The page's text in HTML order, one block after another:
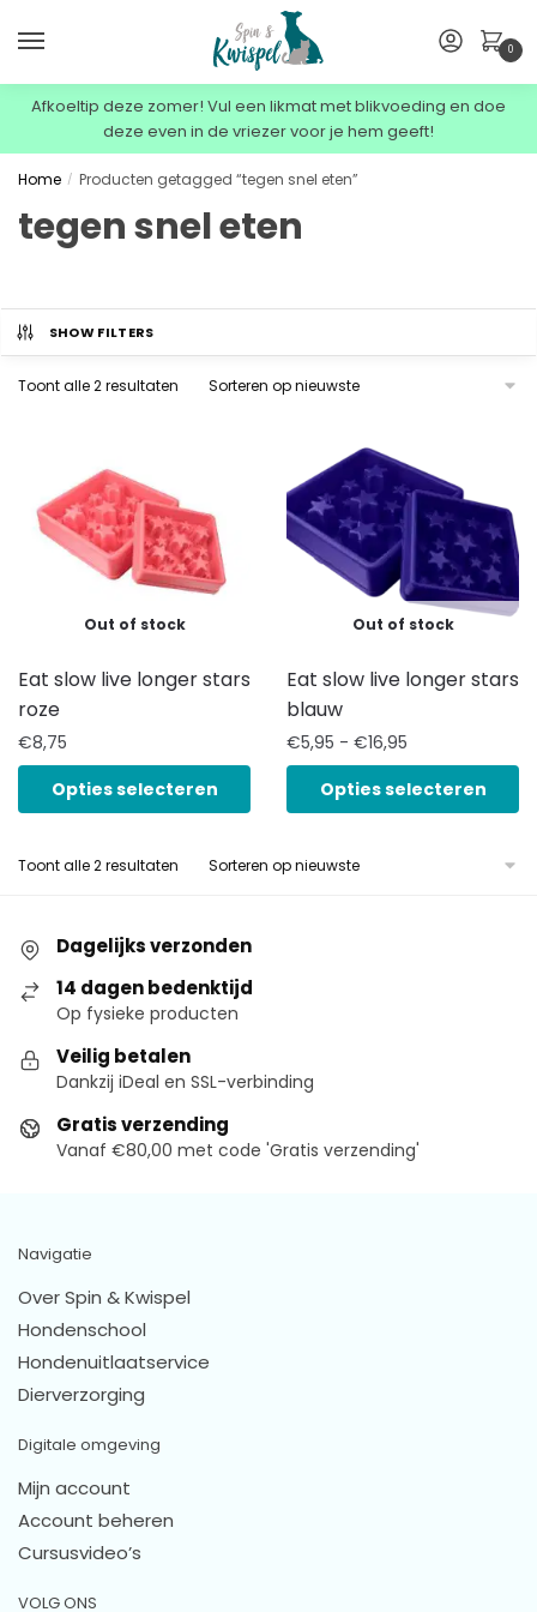
0
Afkoeltip deze zomer! Vul een likmat met blikvoeding en doe
deze even in de vriezer voor je hem geeft!
Home / Producten getagged “tegen snel eten”
tegen snel eten
SHOW FILTERS
Toont alle 2 resultaten
Out of stock
Eat slow live longer stars
roze
€8,75
Opties selecteren
Out of stock
Eat slow live longer stars
blauw
€5,95 - €16,95
Opties selecteren
Toont alle 2 resultaten
Dagelijks verzonden
14 dagen bedenktijd
Op fysieke producten
Veilig betalen
Dankzij iDeal en SSL-verbinding
Gratis verzending
Vanaf €80,00 met code 'Gratis verzending'
Navigatie
Over Spin & Kwispel
Hondenschool
Hondenuitlaatservice
Dierverzorging
Digitale omgeving
Mijn account
Account beheren
Cursusvideo’s
VOLG ONS